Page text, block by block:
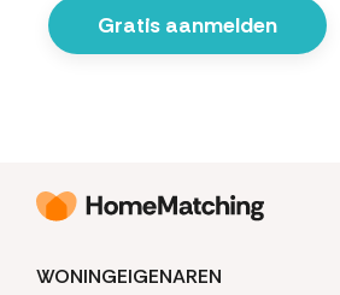
Gratis aanmelden
WONINGEIGENAREN